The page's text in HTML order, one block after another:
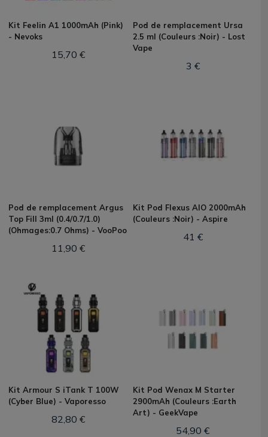
Kit Feelin A1 1000mAh (Pink)
- Nevoks
15,70 €
Pod de remplacement Ursa
2.5 ml (Couleurs :Noir) - Lost
Vape
3 €
Pod de remplacement Argus
Top Fill 3ml (0.4/0.7/1.0)
(Ohmages:0.7 Ohms) - VooPoo
11,90 €
Kit Pod Flexus AIO 2000mAh
(Couleurs :Noir) - Aspire
41 €
Kit Armour S iTank T 100W
(Cyber Blue) - Vaporesso
82,80 €
Kit Pod Wenax M Starter
2900mAh (Couleurs :Earth
Art) - GeekVape
54,90 €